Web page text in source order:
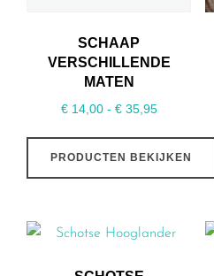
SCHAAP
VERSCHILLENDE
MATEN
€14,00 - €35,95Prijsklasse:
tot
PRODUCTEN BEKIJKEN